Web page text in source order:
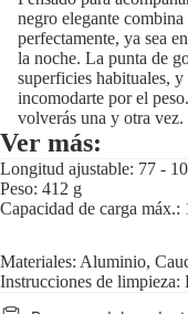
negro elegante
perfectamente, ya sea
la noche. La punta de
superficies habituales,
incomodarte por el
volverás una y otra vez.
Ver más:
Longitud ajustable: 77 -
Peso: 412 g
Capacidad de carga máx.:
Materiales: Aluminio,
Instrucciones de limpieza: